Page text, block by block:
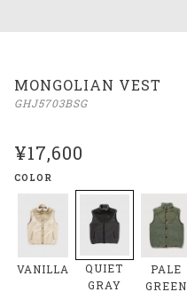
MONGOLIAN VEST
GHJ5703BSG
¥17,600
COLOR
VANILLA
QUIET
GRAY
PALE
GREEN